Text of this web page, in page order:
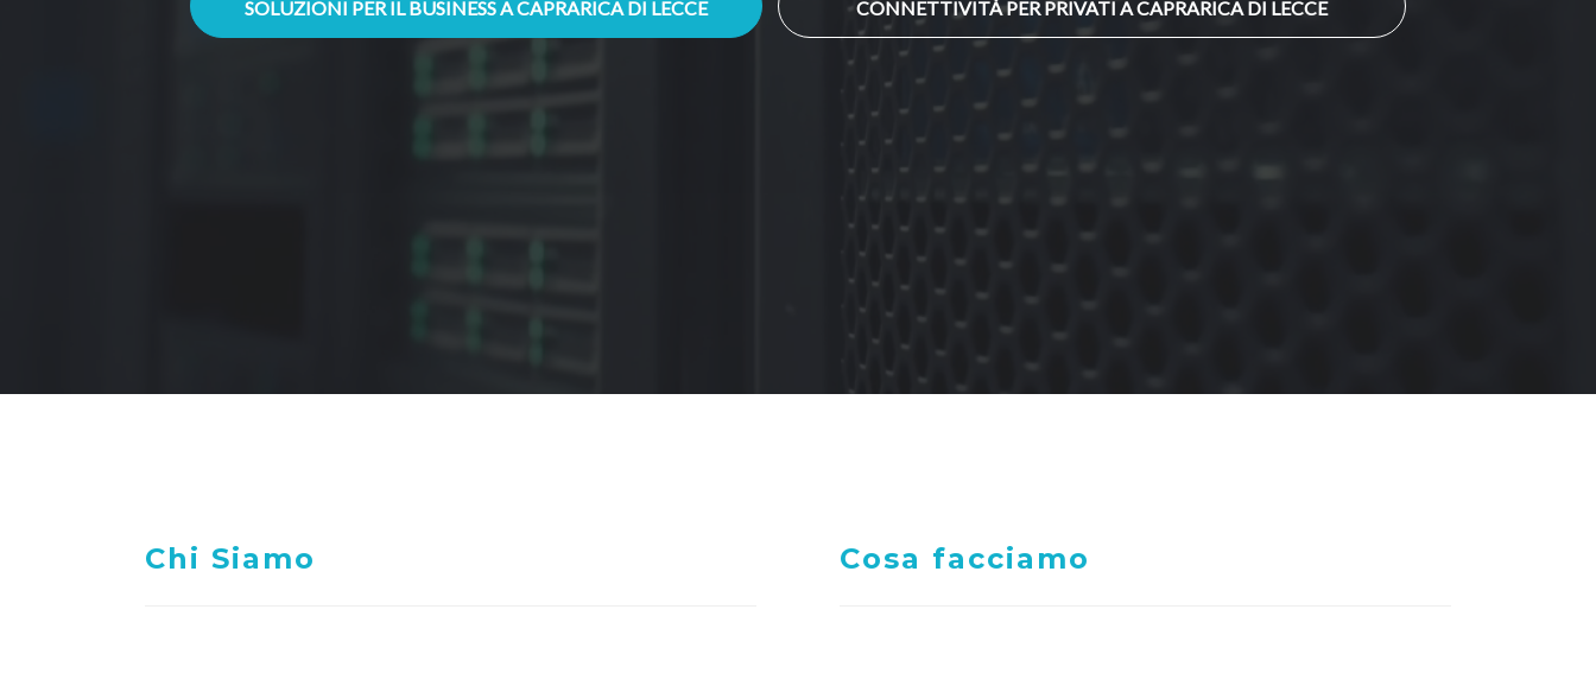
SOLUZIONI PER IL BUSINESS A CAPRARICA DI LECCE CONNETTIVITÀ PER PRIVATI A CAPRARICA DI LECCE
Chi Siamo Cosa facciamo